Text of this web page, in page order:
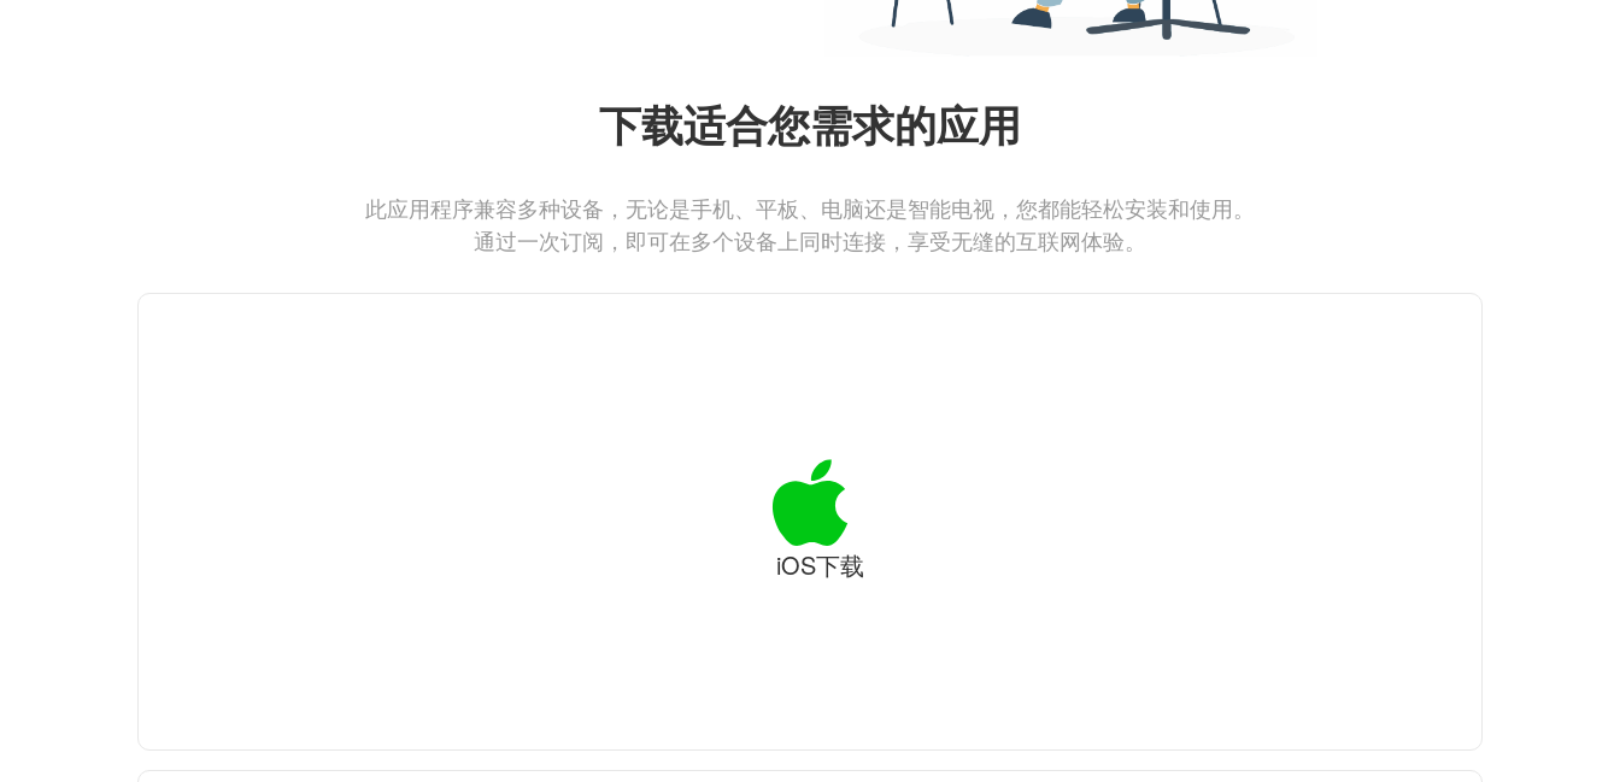
下载适合您需求的应用
此应用程序兼容多种设备，无论是手机、平板、电脑还是智能电视，您都能轻松安装和使用。
通过一次订阅，即可在多个设备上同时连接，享受无缝的互联网体验。
iOS下载